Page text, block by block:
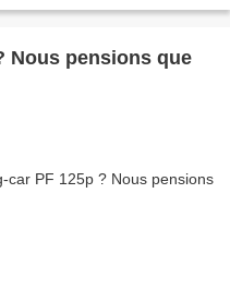
Nous pensions que